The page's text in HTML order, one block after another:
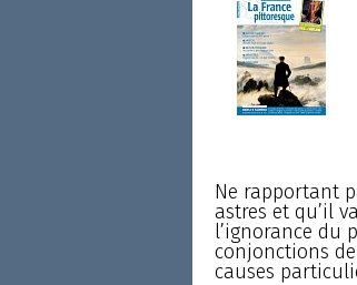
Ne rapportant
astres et qu’il
l’ignorance du
conjonctions
causes